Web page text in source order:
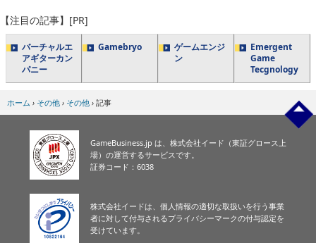
【注目の記事】[PR]
バーチャルエ
アギターカン
パニー
Gamebryo
ゲームエンジ
ン
Emergent
Game
Tecgnology
ホーム › その他 › その他 › 記事
GameBusiness.jp は、株式会社イード（東証グロース上
場）の運営するサービスです。
証券コード：6038
株式会社イードは、個人情報の適切な取扱いを行う事業
者に対して付与されるプライバシーマークの付与認定を
受けています。